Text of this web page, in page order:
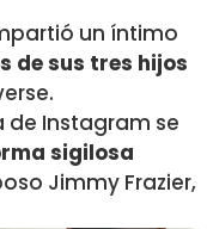
un íntimo
de sus tres hijos
de Instagram se
sigilosa
Jimmy Frazier,